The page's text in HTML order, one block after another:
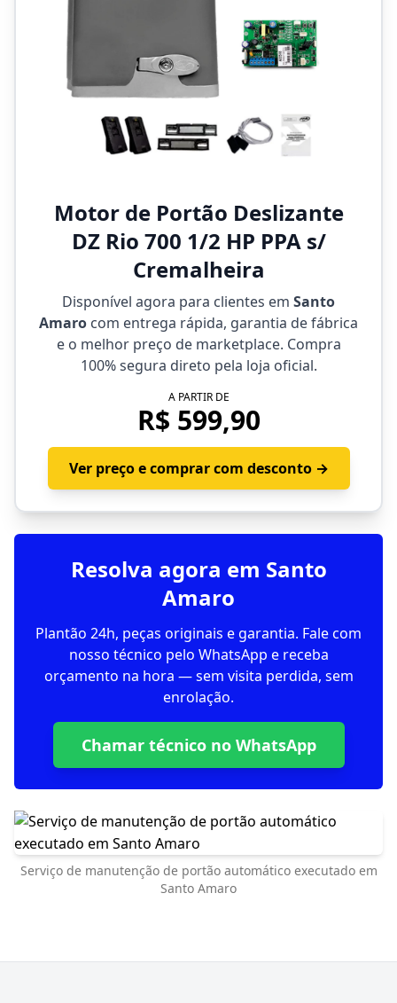
Motor de Portão Deslizante
DZ Rio 700 1/2 HP PPA s/
Cremalheira
Disponível agora para clientes em Santo
Amaro com entrega rápida, garantia de fábrica
e o melhor preço de marketplace. Compra
100% segura direto pela loja oficial.
A PARTIR DE
R$ 599,90
Ver preço e comprar com desconto →
Resolva agora em Santo
Amaro
Plantão 24h, peças originais e garantia. Fale com
nosso técnico pelo WhatsApp e receba
orçamento na hora — sem visita perdida, sem
enrolação.
Chamar técnico no WhatsApp
Serviço de manutenção de portão automático executado em
Santo Amaro